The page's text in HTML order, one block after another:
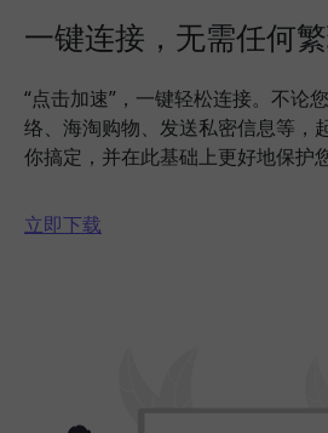
一键连接，无需任何
“点击加速”，一键轻松连接。不论
络、海淘购物、发送私密信息等，
你搞定，并在此基础上更好地保护
立即下载